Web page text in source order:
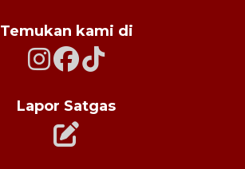
Temukan kami di
Lapor Satgas